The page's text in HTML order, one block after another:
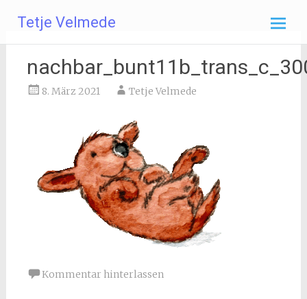
Inhalt
springen
Tetje Velmede
8. März 2021 Tetje Velmede
Kommentar hinterlassen